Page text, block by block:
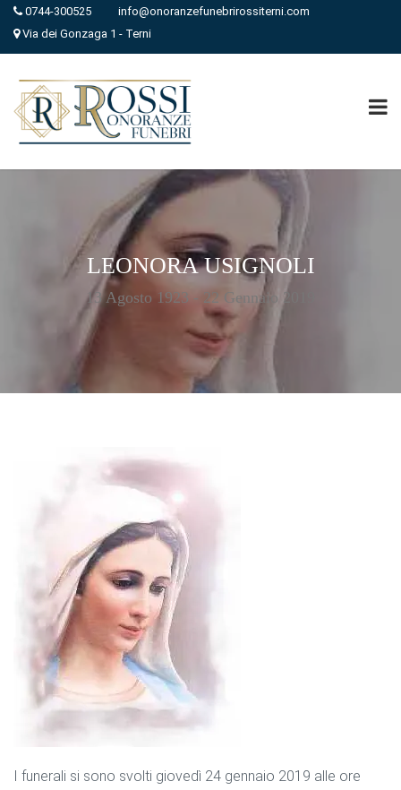
0744-300525
info@onoranzefunebrirossiterni.com
Via dei Gonzaga 1 - Terni
LEONORA USIGNOLI
13 Agosto 1923 - 22 Gennaio 2019
I funerali si sono svolti giovedì 24 gennaio 2019 alle ore